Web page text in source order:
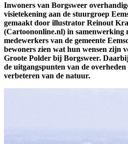
Inwoners van Borgsweer
visietekening aan de stuurgroep
gemaakt door illustrator Reinout
(Cartoononline.nl) in samenwerking
medewerkers van de gemeente
bewoners zien wat hun wensen zijn
Groote Polder bij Borgsweer.
de uitgangspunten van de
verbeteren van de natuur.